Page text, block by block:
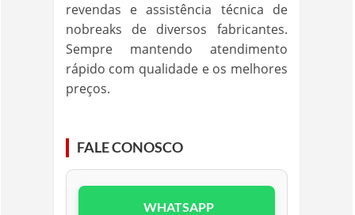
revendas e assistência técnica de
nobreaks de diversos fabricantes.
Sempre mantendo atendimento
rápido com qualidade e os melhores
preços.
FALE CONOSCO
WHATSAPP